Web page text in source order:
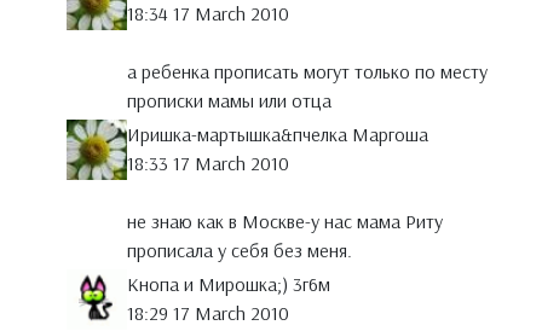
18:34 17 March 2010
а ребенка прописать могут только по месту
прописки мамы или отца
Иришка-мартышка&пчелка Маргоша
18:33 17 March 2010
не знаю как в Москве-у нас мама Риту
прописала у себя без меня.
Кнопа и Мирошка;) 3г6м
18:29 17 March 2010